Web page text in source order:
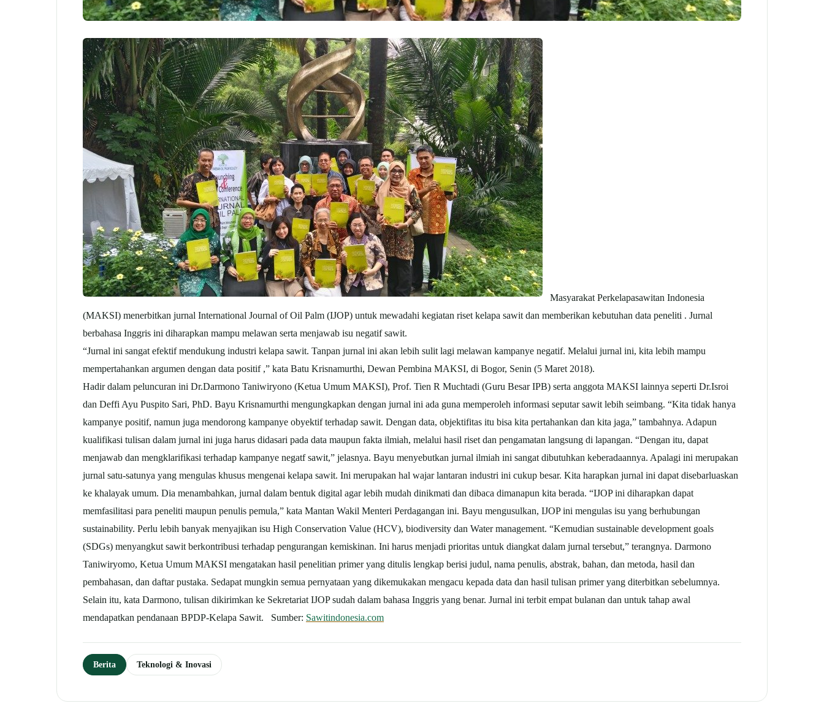
Masyarakat Perkelapasawitan Indonesia
(MAKSI) menerbitkan jurnal International Journal of Oil Palm (IJOP) untuk mewadahi kegiatan riset kelapa sawit dan memberikan kebutuhan data peneliti . Jurnal
berbahasa Inggris ini diharapkan mampu melawan serta menjawab isu negatif sawit.
“Jurnal ini sangat efektif mendukung industri kelapa sawit. Tanpan jurnal ini akan lebih sulit lagi melawan kampanye negatif. Melalui jurnal ini, kita lebih mampu
mempertahankan argumen dengan data positif ,” kata Batu Krisnamurthi, Dewan Pembina MAKSI, di Bogor, Senin (5 Maret 2018).
Hadir dalam peluncuran ini Dr.Darmono Taniwiryono (Ketua Umum MAKSI), Prof. Tien R Muchtadi (Guru Besar IPB) serta anggota MAKSI lainnya seperti Dr.Isroi
dan Deffi Ayu Puspito Sari, PhD. Bayu Krisnamurthi mengungkapkan dengan jurnal ini ada guna memperoleh informasi seputar sawit lebih seimbang. “Kita tidak hanya
kampanye positif, namun juga mendorong kampanye obyektif terhadap sawit. Dengan data, objektifitas itu bisa kita pertahankan dan kita jaga,” tambahnya. Adapun
kualifikasi tulisan dalam jurnal ini juga harus didasari pada data maupun fakta ilmiah, melalui hasil riset dan pengamatan langsung di lapangan. “Dengan itu, dapat
menjawab dan mengklarifikasi terhadap kampanye negatf sawit,” jelasnya. Bayu menyebutkan jurnal ilmiah ini sangat dibutuhkan keberadaannya. Apalagi ini merupakan
jurnal satu-satunya yang mengulas khusus mengenai kelapa sawit. Ini merupakan hal wajar lantaran industri ini cukup besar. Kita harapkan jurnal ini dapat disebarluaskan
ke khalayak umum. Dia menambahkan, jurnal dalam bentuk digital agar lebih mudah dinikmati dan dibaca dimanapun kita berada. “IJOP ini diharapkan dapat
memfasilitasi para peneliti maupun penulis pemula,” kata Mantan Wakil Menteri Perdagangan ini. Bayu mengusulkan, IJOP ini mengulas isu yang berhubungan
sustainability. Perlu lebih banyak menyajikan isu High Conservation Value (HCV), biodiversity dan Water management. “Kemudian sustainable development goals
(SDGs) menyangkut sawit berkontribusi terhadap pengurangan kemiskinan. Ini harus menjadi prioritas untuk diangkat dalam jurnal tersebut,” terangnya. Darmono
Taniwiryomo, Ketua Umum MAKSI mengatakan hasil penelitian primer yang ditulis lengkap berisi judul, nama penulis, abstrak, bahan, dan metoda, hasil dan
pembahasan, dan daftar pustaka. Sedapat mungkin semua pernyataan yang dikemukakan mengacu kepada data dan hasil tulisan primer yang diterbitkan sebelumnya.
Selain itu, kata Darmono, tulisan dikirimkan ke Sekretariat IJOP sudah dalam bahasa Inggris yang benar. Jurnal ini terbit empat bulanan dan untuk tahap awal
mendapatkan pendanaan BPDP-Kelapa Sawit. Sumber: Sawitindonesia.com
Berita Teknologi & Inovasi